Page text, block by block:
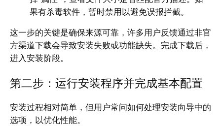
果有杀毒软件，暂时禁用以避免误报拦截。
这一步的关键是确保来源可靠，许多用户反馈通过非官
方渠道下载会导致安装失败或功能缺失。完成下载后，
进入安装阶段。
第二步：运行安装程序并完成基本配置
安装过程相对简单，但用户常问如何处理安装向导中的
选项，以优化性能。